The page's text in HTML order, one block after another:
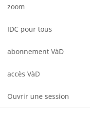
zoom
IDC pour tous
abonnement VàD
accès VàD
Ouvrir une session